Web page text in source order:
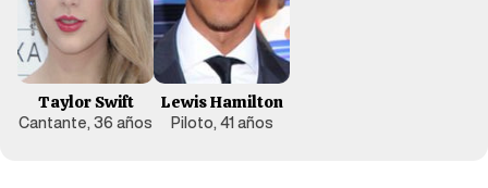
Taylor Swift
Cantante, 36 años
Lewis Hamilton
Piloto, 41 años